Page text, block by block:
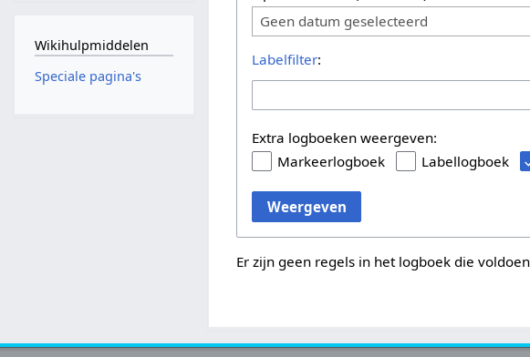
Geen datum geselecteerd
Labelfilter:
Extra logboeken weergeven:
Markeerlogboek
Labellogboek
Weergeven
Er zijn geen regels in het logboek die
Wikihulpmiddelen
Speciale pagina's